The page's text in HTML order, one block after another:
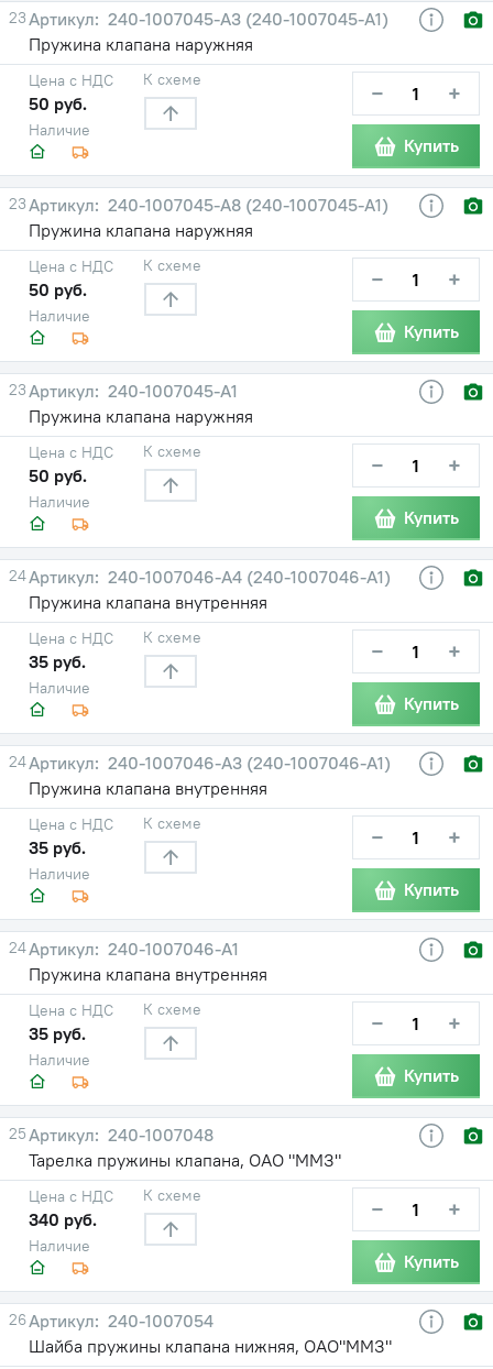
23
240-1007045-А3 (240-1007045-А1)
Пружина клапана наружняя
Наличие
Цена с НДС
50 руб.
К схеме − +
Купить
23
240-1007045-А8 (240-1007045-А1)
Пружина клапана наружняя
Наличие
Цена с НДС
50 руб.
К схеме − +
Купить
23
240-1007045-А1
Пружина клапана наружняя
Наличие
Цена с НДС
50 руб.
К схеме − +
Купить
24
240-1007046-А4 (240-1007046-А1)
Пружина клапана внутренняя
Наличие
Цена с НДС
35 руб.
К схеме − +
Купить
24
240-1007046-А3 (240-1007046-А1)
Пружина клапана внутренняя
Наличие
Цена с НДС
35 руб.
К схеме − +
Купить
24
240-1007046-А1
Пружина клапана внутренняя
Наличие
Цена с НДС
35 руб.
К схеме − +
Купить
25
240-1007048
Тарелка пружины клапана, ОАО "ММЗ"
Наличие
Цена с НДС
340 руб.
К схеме − +
Купить
26
240-1007054
Шайба пружины клапана нижняя, ОАО"ММЗ"